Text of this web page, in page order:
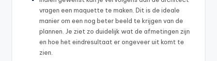
vragen een maquette te maken. Dit is de ideale
manier om een nog beter beeld te krijgen van de
plannen. Je ziet zo duidelijk wat de afmetingen zijn
en hoe het eindresultaat er ongeveer uit komt te
zien.